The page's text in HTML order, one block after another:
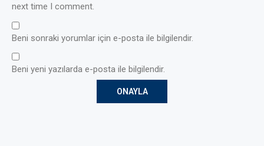
next time I comment.
Beni sonraki yorumlar için e-posta ile bilgilendir.
Beni yeni yazılarda e-posta ile bilgilendir.